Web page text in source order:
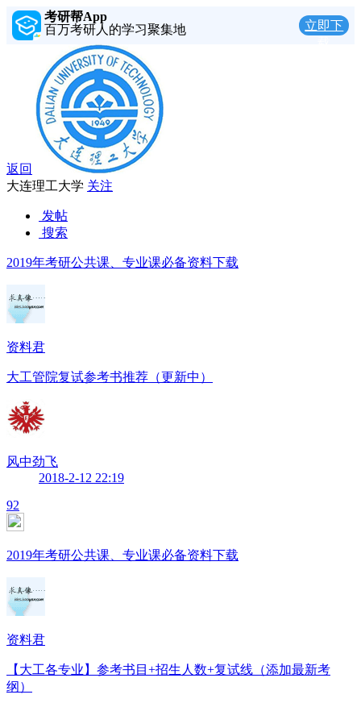
考研帮App
百万考研人的学习聚集地
立即下
返回
大连理工大学 关注
发帖
搜索
2019年考研公共课、专业课必备资料下载
资料君
大工管院复试参考书推荐（更新中）
风中劲飞
2018-2-12 22:19
92
2019年考研公共课、专业课必备资料下载
资料君
【大工各专业】参考书目+招生人数+复试线（添加最新考
纲）